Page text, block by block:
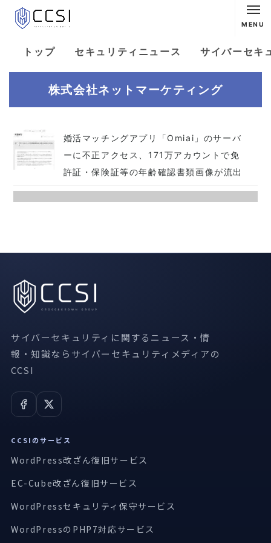
MENU
トップ セキュリティニュース サイバーセキ
株式会社ネットマーケティング
婚活マッチングアプリ「Omiai」のサーバ
ーに不正アクセス、171万アカウントで免
許証・保険証等の年齢確認書類画像が流出
サイバーセキュリティに関するニュース・情
報・知識ならサイバーセキュリティメディアの
CCSI
CCSIのサービス
WordPress改ざん復旧サービス
EC-Cube改ざん復旧サービス
WordPressセキュリティ保守サービス
WordPressのPHP7対応サービス